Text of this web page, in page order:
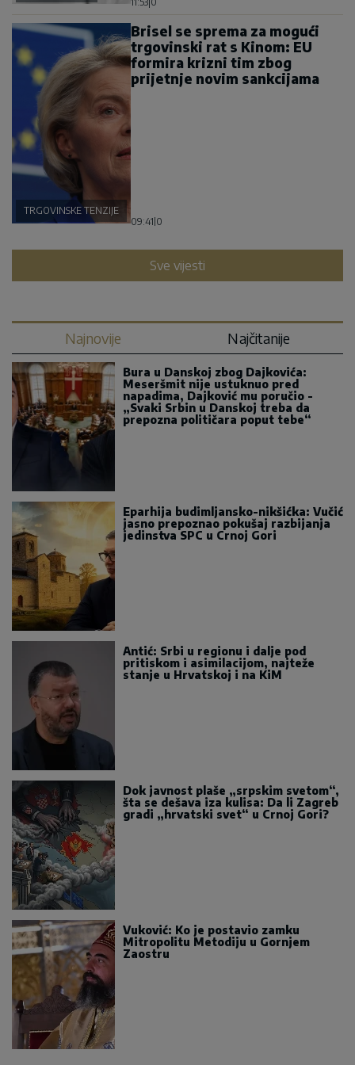
TRGOVINSKE TENZIJE
Brisel se sprema za mogući
trgovinski rat s Kinom: EU
formira krizni tim zbog
prijetnje novim sankcijama
09:41 0
Sve vijesti
Najnovije Najčitanije
Bura u Danskoj zbog Dajkovića:
Meseršmit nije ustuknuo pred
napadima, Dajković mu poručio -
„Svaki Srbin u Danskoj treba da
prepozna političara poput tebe“
Eparhija budimljansko-nikšićka: Vučić
jasno prepoznao pokušaj razbijanja
jedinstva SPC u Crnoj Gori
Antić: Srbi u regionu i dalje pod
pritiskom i asimilacijom, najteže
stanje u Hrvatskoj i na KiM
Dok javnost plaše „srpskim svetom“,
šta se dešava iza kulisa: Da li Zagreb
gradi „hrvatski svet“ u Crnoj Gori?
Vuković: Ko je postavio zamku
Mitropolitu Metodiju u Gornjem
Zaostru